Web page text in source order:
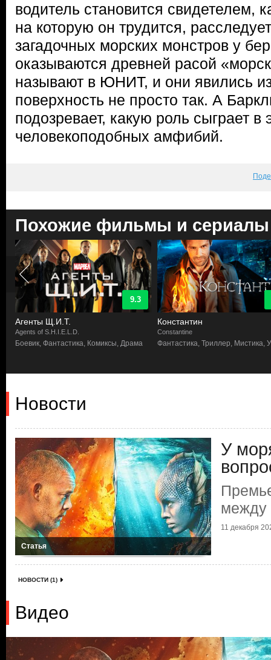
водитель становится свидетелем,
на которую он трудится,
загадочных морских монстров у
оказываются древней расой
называют в ЮНИТ, и они явились
поверхность не просто так. А
подозревает, какую роль сыграет в
человекоподобных амфибий.
Похожие фильмы и сериалы
9.3
Агенты Щ.И.Т.
Agents of S.H.I.E.L.D.
Боевик, Фантастика, Комиксы, Драма
Константин
Constantine
Фантастика, Триллер, Мистика,
Новости
Статья
У
между
11 декабря
НОВОСТИ (1)
Видео